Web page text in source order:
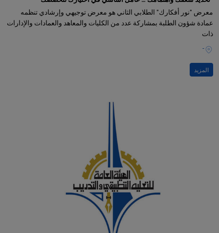
معرض "نور أفكارك" الطلابي الثاني هو معرض توجيهي وإرشادي تنظمه
عمادة شؤون الطلبة بمشاركة عدد من الكليات والمعاهد والعمادات والإدارات
ذات
-
المزيد